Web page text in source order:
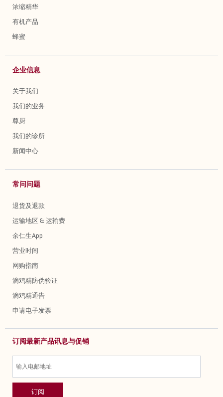
浓缩精华
有机产品
蜂蜜
企业信息
关于我们
我们的业务
尊厨
我们的诊所
新闻中心
常问问题
退货及退款
运输地区 & 运输费
余仁生App
营业时间
网购指南
滴鸡精防伪验证
滴鸡精通告
申请电子发票
订阅最新产品讯息与促销